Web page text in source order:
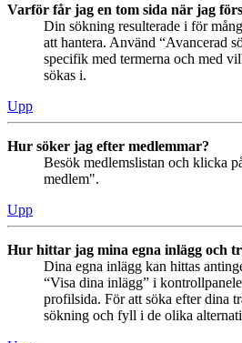
Varför får jag en tom sida när jag
Din sökning resulterade i för
att hantera. Använd “Avancerad
specifik med termerna och med
sökas i.
Upp
Hur söker jag efter medlemmar?
Besök medlemslistan och klicka
medlem".
Upp
Hur hittar jag mina egna inlägg och
Dina egna inlägg kan hittas
“Visa dina inlägg” i
profilsida. För att söka efter dina
sökning och fyll i de olika